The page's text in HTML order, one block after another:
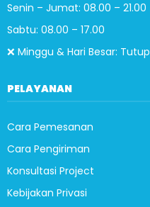
Senin – Jumat: 08.00 – 21.00
Sabtu: 08.00 – 17.00
❌ Minggu & Hari Besar: Tutup
PELAYANAN
Cara Pemesanan
Cara Pengiriman
Konsultasi Project
Kebijakan Privasi